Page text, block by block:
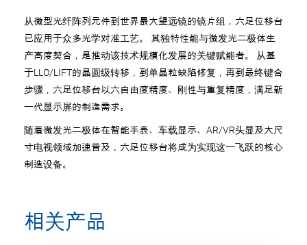
从微型光纤阵列元件到世界最大望远镜的镜片组，六足位移台
已应用于众多光学对准工艺。 其独特性能与微发光二极体生
产高度契合，是推动该技术规模化发展的关键赋能者。 从基
于LLO/LIFT的晶圆级转移，到单晶粒缺陷修复，再到最终键合
步骤，六足位移台以六自由度精度、刚性与重复精度，满足新
一代显示屏的制造需求。
随着微发光二极体在智能手表、车载显示、AR/VR头显及大尺
寸电视领域加速普及，六足位移台将成为实现这一飞跃的核心
制造设备。
相关产品